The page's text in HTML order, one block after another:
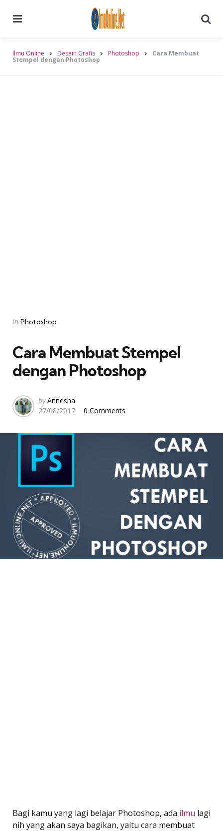
Ilmu Online Desain Grafis Photoshop Cara Membuat
Stempel dengan Photoshop
Categories
Posted
in Photoshop
Cara Membuat Stempel
dengan Photoshop
Posted
by
by Annesha
27/08/2017
0 Comments
Bagi kamu yang lagi belajar Photoshop, ada ilmu lagi
nih yang akan saya bagikan, yaitu cara membuat